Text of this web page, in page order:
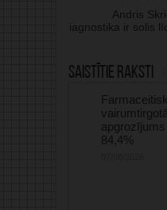
Andris
diagnostika ir solis
Saistītie raksti
84,4%